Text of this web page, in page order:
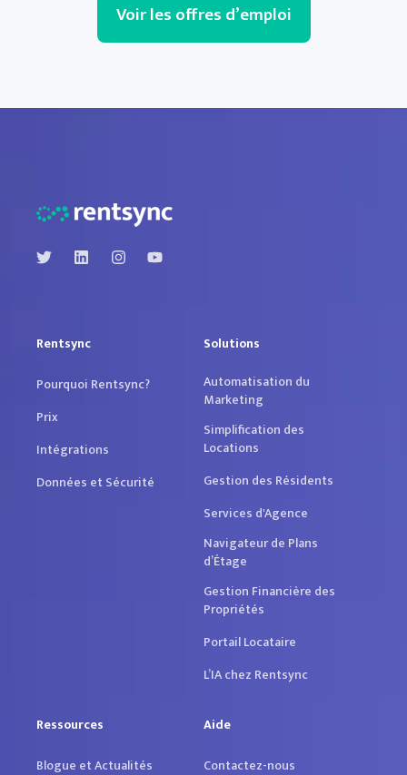
Voir les offres d’emploi
Rentsync
Pourquoi Rentsync?
Prix
Intégrations
Données et Sécurité
Solutions
Automatisation du
Marketing
Simplification des
Locations
Gestion des Résidents
Services d'Agence
Navigateur de Plans
d’Étage
Gestion Financière des
Propriétés
Portail Locataire
L’IA chez Rentsync
Ressources
Blogue et Actualités
Aide
Contactez-nous